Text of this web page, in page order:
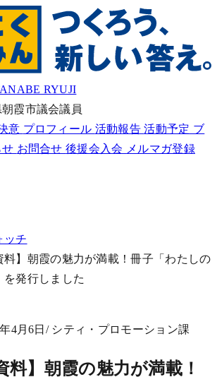
RYUJI
霞市議会議員
意 プロフィール 活動報告活動予定 ブ
お問合せ後援会入会 メルマガ登録
ッチ
料】朝霞の魅力が満載！冊子「わたしの
を発行しました
4月6日 / シティ・プロモーション課
料】朝霞の魅力が満載！